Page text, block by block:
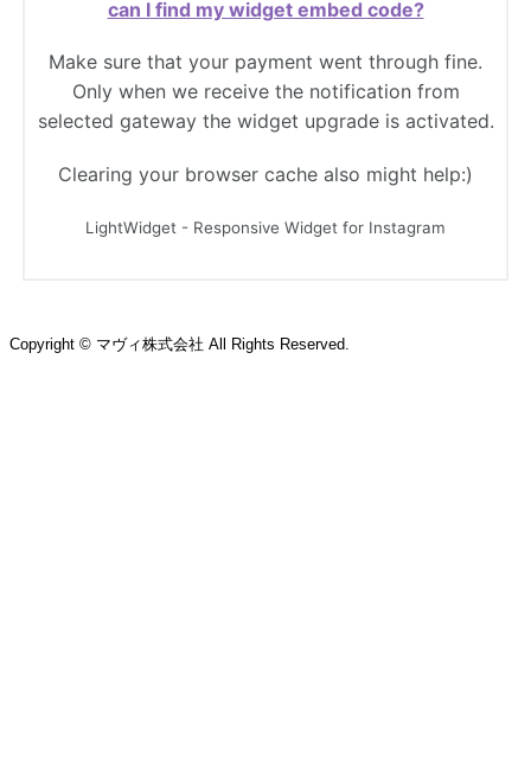
Copyright © マヴィ株式会社 All Rights Reserved.